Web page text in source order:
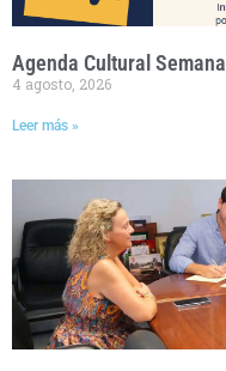
Agenda Cultural Semanal
4 agosto, 2026
Leer más »